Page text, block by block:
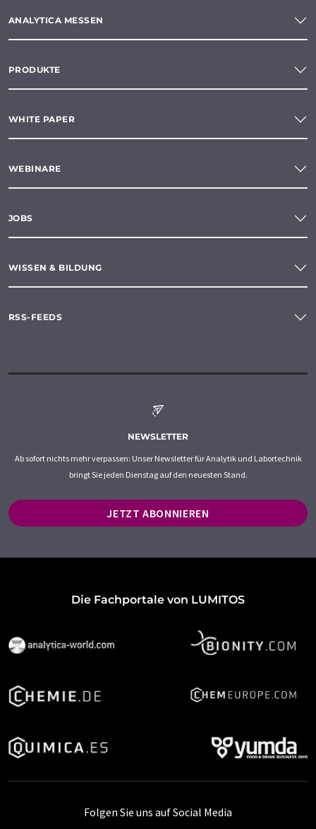
ANALYTICA MESSEN
PRODUKTE
WHITE PAPER
WEBINARE
JOBS
WISSEN & BILDUNG
RSS-FEEDS
NEWSLETTER
Ab sofort nichts mehr verpassen: Unser Newsletter für Analytik und Labortechnik
bringt Sie jeden Dienstag auf den neuesten Stand.
JETZT ABONNIEREN
Die Fachportale von LUMITOS
Folgen Sie uns auf Social Media